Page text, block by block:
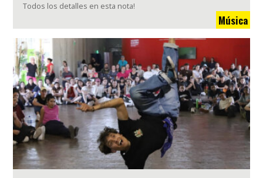
Todos los detalles en esta nota!
Música